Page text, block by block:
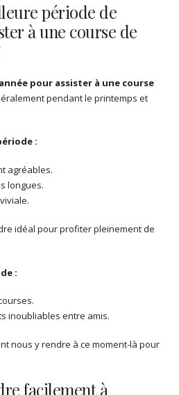
période de
à une course de
pour assister à une course
pendant le printemps et
:
agréables.
longues.
idéal pour profiter pleinement de
:
inoubliables entre amis.
nous y rendre à ce moment-là pour
facilement à